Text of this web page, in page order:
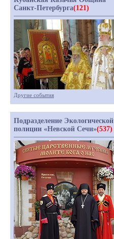
Санкт-Петербурга(121)
Другие события
Подразделение Экологической
полиции «Невской Сечи»(537)